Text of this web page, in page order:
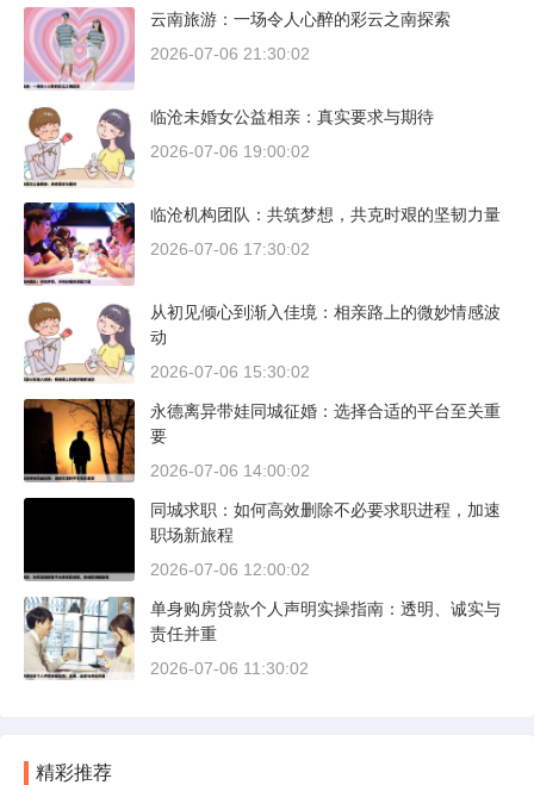
云南旅游：一场令人心醉的彩云之南探索
2026-07-06 21:30:02
临沧未婚女公益相亲：真实要求与期待
2026-07-06 19:00:02
临沧机构团队：共筑梦想，共克时艰的坚韧力量
2026-07-06 17:30:02
从初见倾心到渐入佳境：相亲路上的微妙情感波
动
2026-07-06 15:30:02
永德离异带娃同城征婚：选择合适的平台至关重
要
2026-07-06 14:00:02
同城求职：如何高效删除不必要求职进程，加速
职场新旅程
2026-07-06 12:00:02
单身购房贷款个人声明实操指南：透明、诚实与
责任并重
2026-07-06 11:30:02
精彩推荐